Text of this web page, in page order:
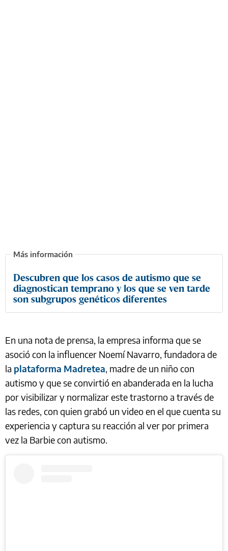
Descubren que los casos de autismo que se
diagnostican temprano y los que se ven tarde
son subgrupos genéticos diferentes
En una nota de prensa, la empresa informa que se
asoció con la influencer Noemí Navarro, fundadora de
la plataforma Madretea, madre de un niño con
autismo y que se convirtió en abanderada en la lucha
por visibilizar y normalizar este trastorno a través de
las redes, con quien grabó un video en el que cuenta su
experiencia y captura su reacción al ver por primera
vez la Barbie con autismo.